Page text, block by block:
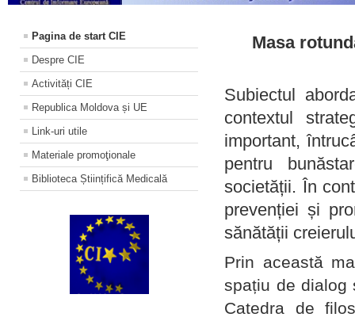
Pagina de start CIE
Despre CIE
Activități CIE
Republica Moldova și UE
Link-uri utile
Materiale promoţionale
Biblioteca Științifică Medicală
Masa
Subiectul
contextul
important,
pentru
societății. În
prevenției și
sănătății
Prin această
spațiu de dialog
Catedra de